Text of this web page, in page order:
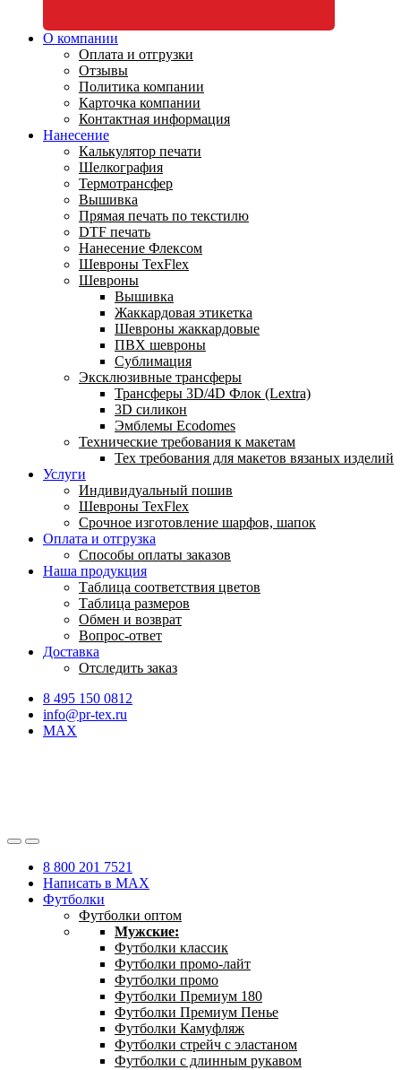
О компании
Оплата и отгрузки
Отзывы
Политика компании
Карточка компании
Контактная информация
Нанесение
Калькулятор печати
Шелкография
Термотрансфер
Вышивка
Прямая печать по текстилю
DTF печать
Нанесение Флексом
Шевроны TexFlex
Шевроны
Вышивка
Жаккардовая этикетка
Шевроны жаккардовые
ПВХ шевроны
Сублимация
Эксклюзивные трансферы
Трансферы 3D/4D Флок (Lextra)
3D силикон
Эмблемы Ecodomes
Технические требования к макетам
Тех требования для макетов вязаных изделий
Услуги
Индивидуальный пошив
Шевроны TexFlex
Срочное изготовление шарфов, шапок
Оплата и отгрузка
Способы оплаты заказов
Наша продукция
Таблица соответствия цветов
Таблица размеров
Обмен и возврат
Вопрос-ответ
Доставка
Отследить заказ
8 495 150 0812
info@pr-tex.ru
MAX
8 800 201 7521
Написать в MAX
Футболки
Футболки оптом
Мужские:
Футболки классик
Футболки промо-лайт
Футболки промо
Футболки Премиум 180
Футболки Премиум Пенье
Футболки Камуфляж
Футболки стрейч с эластаном
Футболки с длинным рукавом